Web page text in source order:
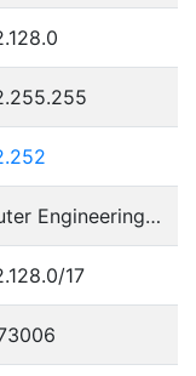
Computer Engineering & Consulting, Ltd.
17